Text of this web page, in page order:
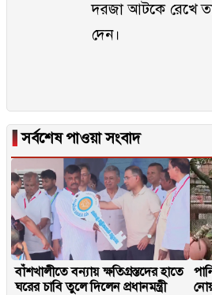
দরজা আটকে রেখে
দেন।
▐সর্বশেষ পাওয়া সংবাদ
বাঁশখালীতে বন্যায় ক্ষতিগ্রস্তদের হাতে
ঘরের চাবি তুলে দিলেন প্রধানমন্ত্রী